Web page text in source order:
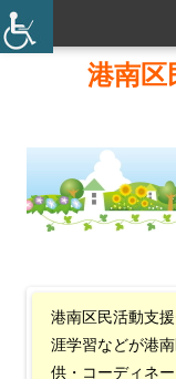
港南区
メ
港南区民活動支
涯学習などが港
供・コーディネ